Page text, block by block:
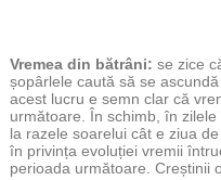
Vremea din bătrâni: se zice
șopârlele caută să se
acest lucru e semn clar că
următoare. În schimb, în
la razele soarelui cât e ziua
în privința evoluției vremii
perioada următoare. Creștinii